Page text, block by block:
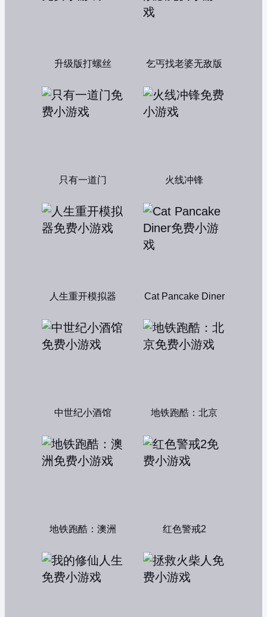
升级版打螺丝 乞丐找老婆无敌版
只有一道门 火线冲锋
人生重开模拟器 Cat Pancake Diner
中世纪小酒馆 地铁跑酷：北京
地铁跑酷：澳洲 红色警戒2